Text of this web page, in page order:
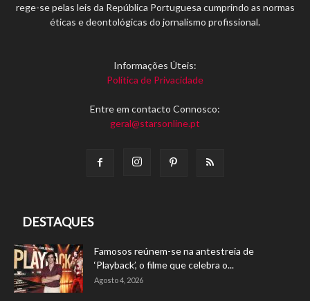
rege-se pelas leis da República Portuguesa cumprindo as normas
éticas e deontológicas do jornalismo profissional.
Informações Úteis:
Política de Privacidade
Entre em contacto Connosco:
geral@starsonline.pt
DESTAQUES
Famosos reúnem-se na antestreia de
‘Playback’, o filme que celebra o...
Agosto 4, 2026